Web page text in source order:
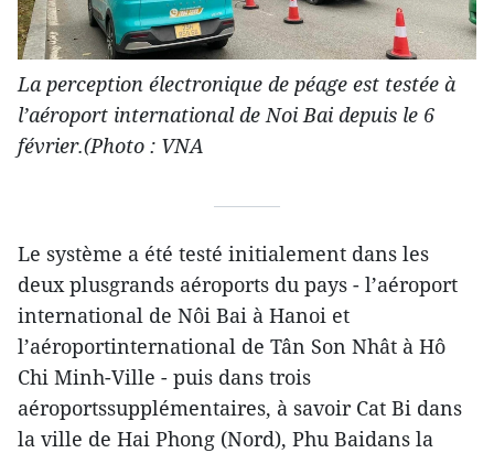
La perception électronique de péage est testée à
l’aéroport international de Noi Bai depuis le 6
février.(Photo : VNA
Le système a été testé initialement dans les
deux plusgrands aéroports du pays - l’aéroport
international de Nôi Bai à Hanoi et
l’aéroportinternational de Tân Son Nhât à Hô
Chi Minh-Ville - puis dans trois
aéroportssupplémentaires, à savoir Cat Bi dans
la ville de Hai Phong (Nord), Phu Baidans la